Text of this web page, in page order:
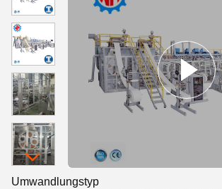
Vollservoeffiziente Frequenz
Umwandlungstyp